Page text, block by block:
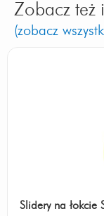
Zobacz też
(zobacz
Slidery na łokcie